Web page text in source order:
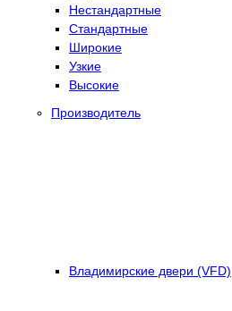
Нестандартные
Стандартные
Широкие
Узкие
Высокие
Производитель
Владимирские двери (VFD)